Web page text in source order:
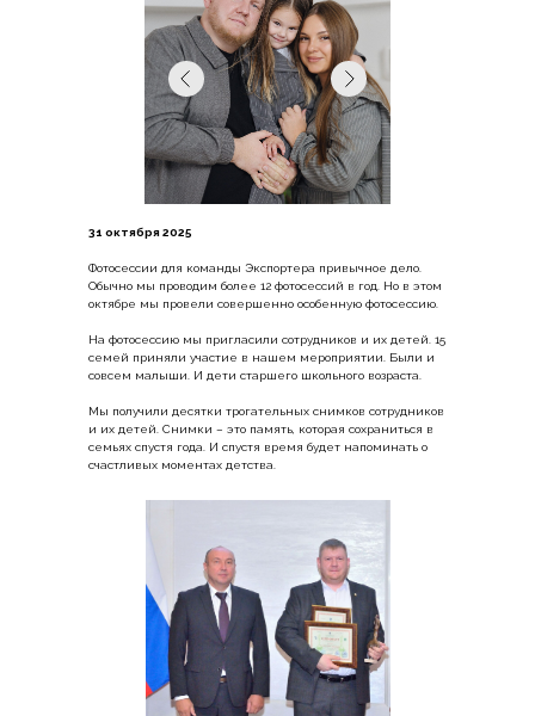
31 октября 2025
Фотосессии для команды Экспортера привычное дело.
Обычно мы проводим более 12 фотосессий в год. Но в этом
октябре мы провели совершенно особенную фотосессию.
На фотосессию мы пригласили сотрудников и их детей. 15
семей приняли участие в нашем мероприятии. Были и
совсем малыши. И дети старшего школьного возраста.
Мы получили десятки трогательных снимков сотрудников
и их детей. Снимки – это память, которая сохраниться в
семьях спустя года. И спустя время будет напоминать о
счастливых моментах детства.